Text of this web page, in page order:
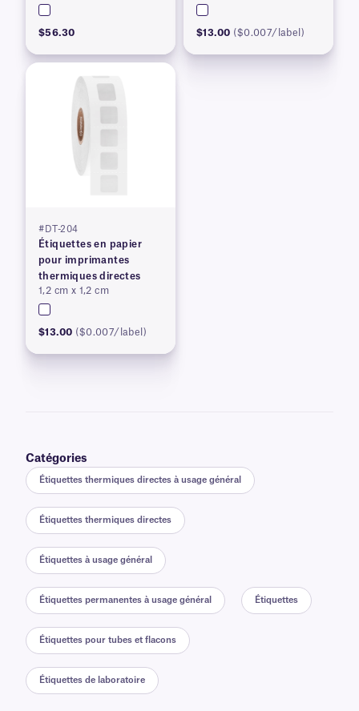
$56.30 $13.00 ($0.007/label)
#DT-204
Étiquettes en papier
pour imprimantes
thermiques directes
1,2 cm x 1,2 cm
$13.00 ($0.007/label)
Catégories
Étiquettes thermiques directes à usage général
Étiquettes thermiques directes
Étiquettes à usage général
Étiquettes permanentes à usage général Étiquettes
Étiquettes pour tubes et flacons
Étiquettes de laboratoire